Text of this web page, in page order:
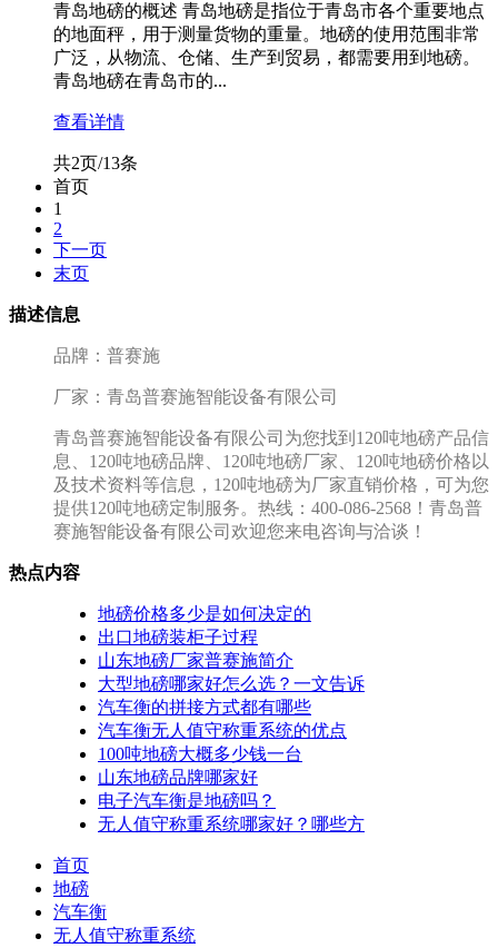
青岛地磅的概述 青岛地磅是指位于青岛市各个重要地点
的地面秤，用于测量货物的重量。地磅的使用范围非常
广泛，从物流、仓储、生产到贸易，都需要用到地磅。
青岛地磅在青岛市的...
查看详情
共2页/13条
首页
1
2
下一页
末页
描述信息
品牌：普赛施
厂家：青岛普赛施智能设备有限公司
青岛普赛施智能设备有限公司为您找到120吨地磅产品信
息、120吨地磅品牌、120吨地磅厂家、120吨地磅价格以
及技术资料等信息，120吨地磅为厂家直销价格，可为您
提供120吨地磅定制服务。热线：400-086-2568！青岛普
赛施智能设备有限公司欢迎您来电咨询与洽谈！
热点内容
地磅价格多少是如何决定的
出口地磅装柜子过程
山东地磅厂家普赛施简介
大型地磅哪家好怎么选？一文告诉
汽车衡的拼接方式都有哪些
汽车衡无人值守称重系统的优点
100吨地磅大概多少钱一台
山东地磅品牌哪家好
电子汽车衡是地磅吗？
无人值守称重系统哪家好？哪些方
首页
地磅
汽车衡
无人值守称重系统